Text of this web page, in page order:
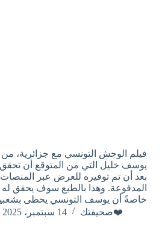
فيلم الوحش التونسي مع جزائرية، من
يوسف خليل التي من المتوقع أن تحقق
بعد أن تم توفيره للعرض عبر المنصات
المدفوعة. وهذا بالطبع سوف يحقق له
خاصةً أن يوسف التونسي يحظى
❤️صحيفتك
14 سبتمبر، 2025